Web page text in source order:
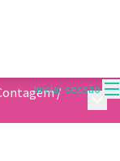
Iniciar sessão
/